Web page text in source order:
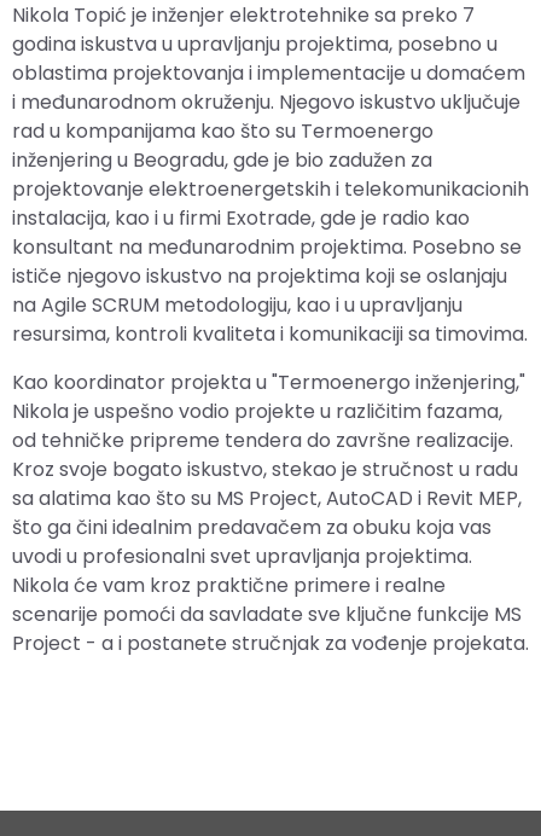
Nikola Topić je inženjer elektrotehnike sa preko 7
godina iskustva u upravljanju projektima, posebno u
oblastima projektovanja i implementacije u domaćem
i međunarodnom okruženju. Njegovo iskustvo uključuje
rad u kompanijama kao što su Termoenergo
inženjering u Beogradu, gde je bio zadužen za
projektovanje elektroenergetskih i telekomunikacionih
instalacija, kao i u firmi Exotrade, gde je radio kao
konsultant na međunarodnim projektima. Posebno se
ističe njegovo iskustvo na projektima koji se oslanjaju
na Agile SCRUM metodologiju, kao i u upravljanju
resursima, kontroli kvaliteta i komunikaciji sa timovima.
Kao koordinator projekta u "Termoenergo inženjering,"
Nikola je uspešno vodio projekte u različitim fazama,
od tehničke pripreme tendera do završne realizacije.
Kroz svoje bogato iskustvo, stekao je stručnost u radu
sa alatima kao što su MS Project, AutoCAD i Revit MEP,
što ga čini idealnim predavačem za obuku koja vas
uvodi u profesionalni svet upravljanja projektima.
Nikola će vam kroz praktične primere i realne
scenarije pomoći da savladate sve ključne funkcije MS
Project - a i postanete stručnjak za vođenje projekata.